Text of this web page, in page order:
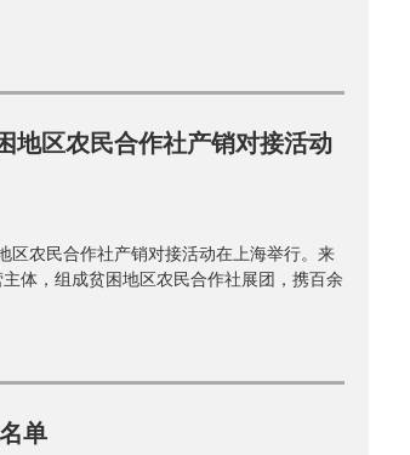
地区农民合作社产销对接活动
区农民合作社产销对接活动在上海举行。来
体，组成贫困地区农民合作社展团，携百余
单